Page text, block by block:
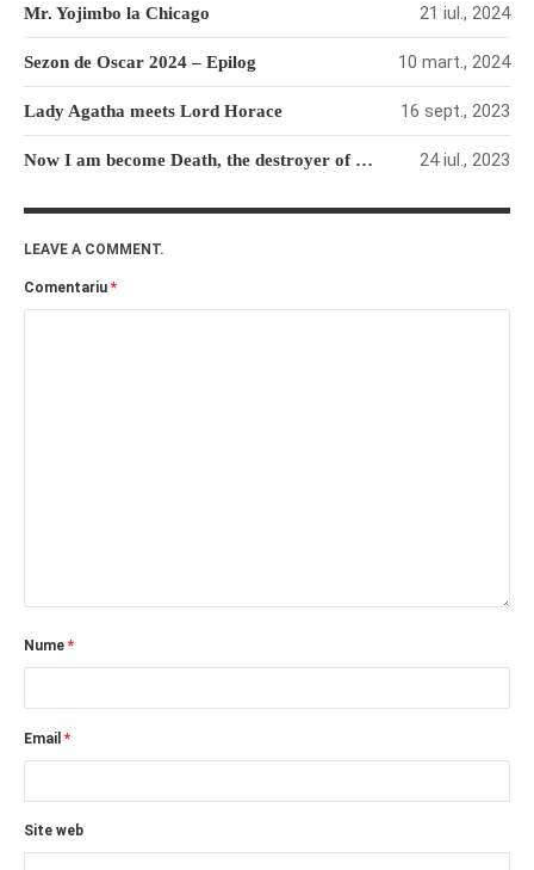
Mr. Yojimbo la Chicago 21 iul., 2024
Sezon de Oscar 2024 – Epilog 10 mart., 2024
Lady Agatha meets Lord Horace 16 sept., 2023
Now I am become Death, the destroyer of worlds! 24 iul., 2023
LEAVE A COMMENT.
Comentariu *
Nume *
Email *
Site web